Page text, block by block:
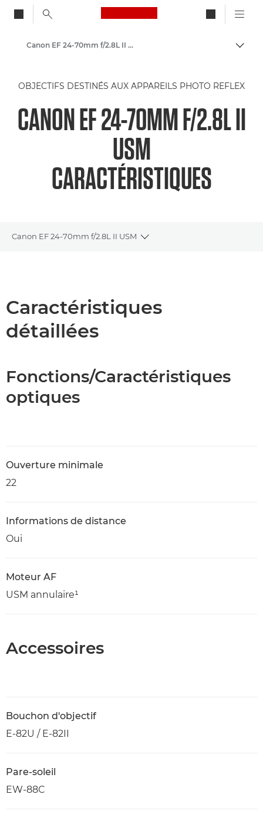
Canon Logo, back to
Objectifs pour appareil photo Canon
Canon EF 24-70mm f/2.8L II USM - Objectifs - Objectifs photo
OBJECTIFS DESTINÉS AUX APPAREILS PHOTO REFLEX
CANON EF 24-70MM F/2.8L II
USM
CARACTÉRISTIQUES
Canon EF 24-70mm f/2.8L II USM
Toggle breadcrumbs
Caractéristiques
détaillées
Fonctions/Caractéristiques
optiques
Ouverture minimale
22
Informations de distance
Oui
Moteur AF
USM annulaire¹
Accessoires
Bouchon d'objectif
E-82U / E-82II
Pare-soleil
EW-88C